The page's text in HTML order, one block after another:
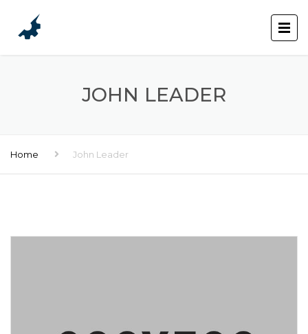
JOHN LEADER
Home John Leader